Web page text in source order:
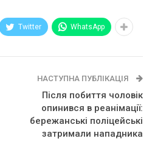
Twitter WhatsApp
НАСТУПНА ПУБЛІКАЦІЯ
Після побиття чоловік
опинився в реанімації:
бережанські поліцейські
затримали нападника